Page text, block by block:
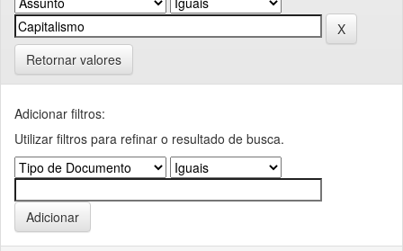
Retornar valores
Adicionar filtros:
Utilizar filtros para refinar o resultado de busca.